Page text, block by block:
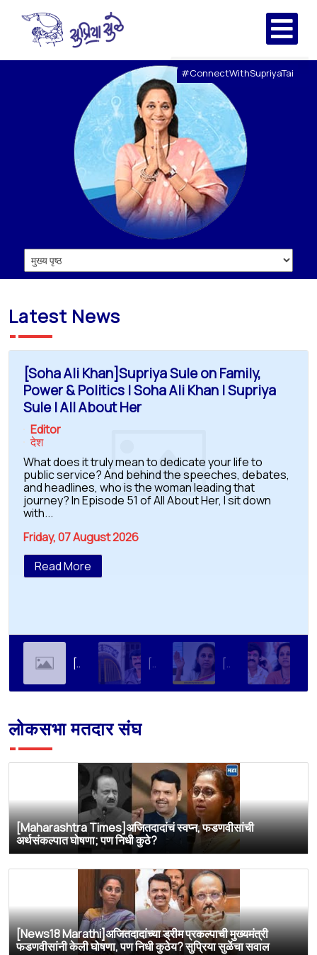
#ConnectWithSupriyaTai
Latest News
[Soha Ali Khan]Supriya Sule on Family,
Power & Politics | Soha Ali Khan | Supriya
Sule | All About Her
Editor
देश
What does it truly mean to dedicate your life to
public service? And behind the speeches, debates,
and headlines, who is the woman leading that
journey? In Episode 51 of All About Her, I sit down
with...
Friday, 07 August 2026
Read More
[Soha Ali Khan]Supriya Sule on Family, Power & Politics | Soha Ali Khan | Supriya Sule | All About Her [Loksatta]संतोष देशमुख हत्या प्रकरण : वाल्मिक कराडची रवानगी नागपूर कारागृहात करण्याची सुप्रिया सुळेंची मागणी [Dainik Prabhat]‘वाल्मिक कराडला बीड कारागृहातून नागपूरला हलवा’; सुप्रिया सुळेंची मुख्यमंत्र्यांकडे मोठी मागणी
लोकसभा मतदार संघ
[Maharashtra Times]अजितदादांचं स्वप्न, फडणवीसांची
अर्थसंकल्पात घोषणा; पण निधी कुठे?
[News18 Marathi]अजितदादांच्या ड्रीम प्रकल्पाची मुख्यमंत्री
फडणवीसांनी केली घोषणा, पण निधी कुठेय? सुप्रिया सुळेंचा सवाल